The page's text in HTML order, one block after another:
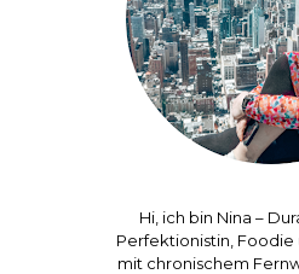
Hi, ich bin Nina –
Perfektionistin,
mit chronischem